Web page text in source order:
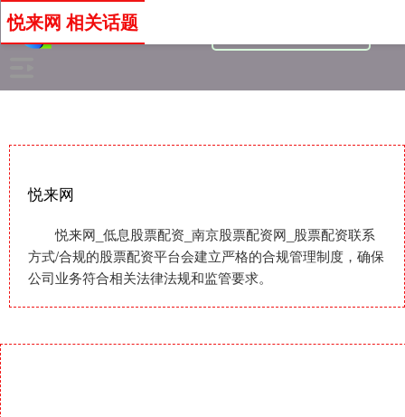
悦来网
悦来网_低息股票配资_南京股票配资网_股票配资联系
方式/合规的股票配资平台会建立严格的合规管理制度，确保
公司业务符合相关法律法规和监管要求。
悦来网 相关话题